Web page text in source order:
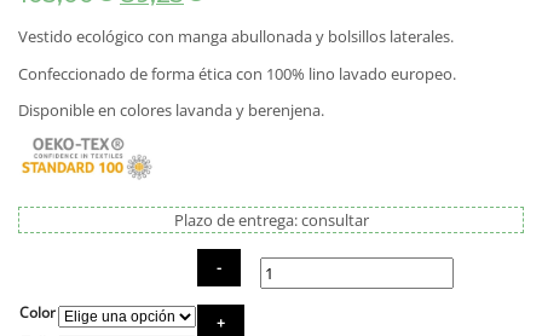
precio
original
era:
105,00€.
actual
es:
89,25€.
Vestido ecológico con manga abullonada y bolsillos laterales.
Confeccionado de forma ética con 100% lino lavado europeo.
Disponible en colores lavanda y berenjena.
Plazo de entrega: consultar
Color